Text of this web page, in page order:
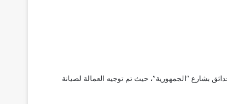
بشارع “الجمهورية”، حيث تم توجيه العمالة لصيانة